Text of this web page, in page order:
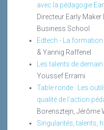
avec la pédagogie
Directeur Early
Business School
Edtech - La
& Yannig Raffenel
Les talents de
Youssef Errami
Table ronde : Les
qualité de l’action
Borensztejn, Jérôme
Singularités, talents,